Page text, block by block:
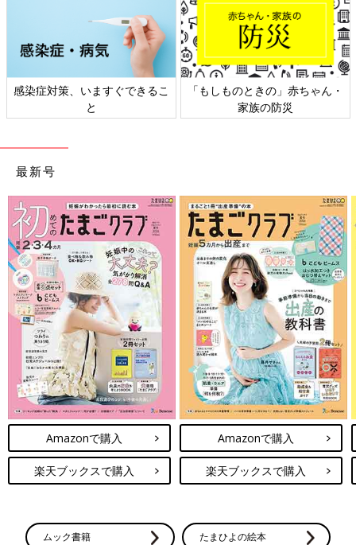
ときの」赤ちゃん・
日本外来小児科学会リーフレッ
六星占術
最新号
Amazonで購入
楽天ブックスで購入
Amazonで購入
楽天ブックスで購入
ムック書籍 たまひよの絵本